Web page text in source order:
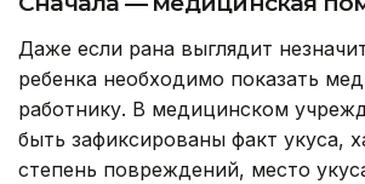
Даже если рана выглядит
ребенка необходимо показать
работнику. В медицинском
быть зафиксированы факт укуса,
степень повреждений, место